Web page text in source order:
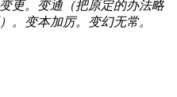
更。变通（把原定的办法略
。变本加厉。变幻无常。